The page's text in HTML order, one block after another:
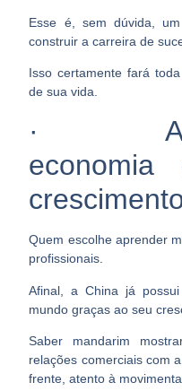
Esse é, sem dúvida,
construir a carreira de
Isso certamente fará
de sua vida.
· A
economia
Quem escolhe aprender
profissionais.
Afinal, a China já
mundo graças ao seu
Saber mandarim
relações comerciais com
frente, atento à